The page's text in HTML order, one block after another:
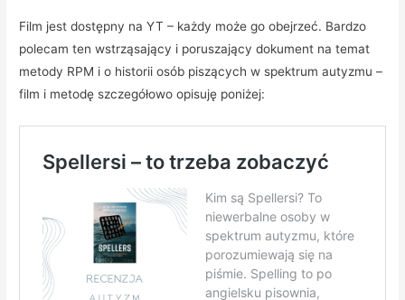
Film jest dostępny na YT – każdy może go obejrzeć. Bardzo
polecam ten wstrząsający i poruszający dokument na temat
metody RPM i o historii osób piszących w spektrum autyzmu –
film i metodę szczegółowo opisuję poniżej: